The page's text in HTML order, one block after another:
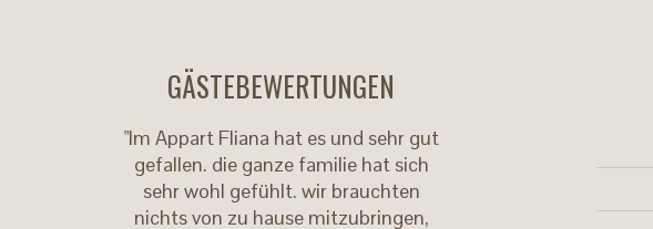
GÄSTEBEWERTUNGEN
"Im Appart Fliana hat es und sehr gut
gefallen. die ganze familie hat sich
sehr wohl gefühlt. wir brauchten
nichts von zu hause mitzubringen,